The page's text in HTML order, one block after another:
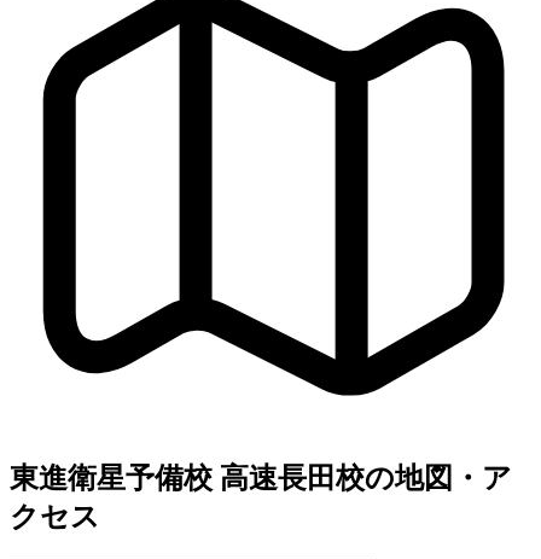
東進衛星予備校 高速長田校の地図・ア
クセス